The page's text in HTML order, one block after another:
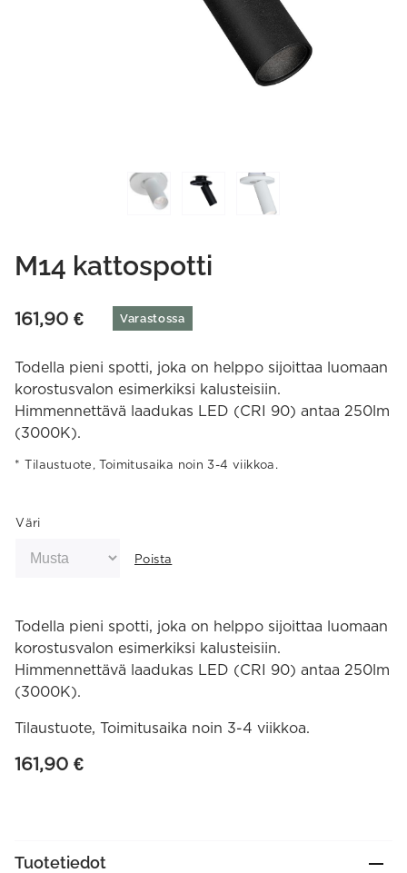
M14 kattospotti
161,90 € Varastossa
Todella pieni spotti, joka on helppo sijoittaa luomaan
korostusvalon esimerkiksi kalusteisiin.
Himmennettävä laadukas LED (CRI 90) antaa 250lm
(3000K).
Tilaustuote, Toimitusaika noin 3-4 viikkoa.
Väri
Poista
Todella pieni spotti, joka on helppo sijoittaa luomaan
korostusvalon esimerkiksi kalusteisiin.
Himmennettävä laadukas LED (CRI 90) antaa 250lm
(3000K).
Tilaustuote, Toimitusaika noin 3-4 viikkoa.
161,90 €
Tuotetiedot